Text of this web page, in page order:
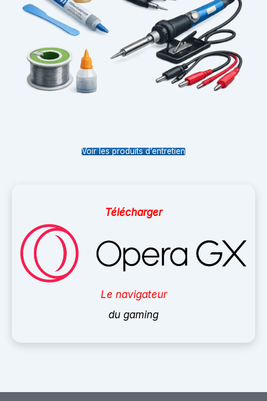
Voir les produits d’entretien
Télécharger
Le navigateur
du gaming